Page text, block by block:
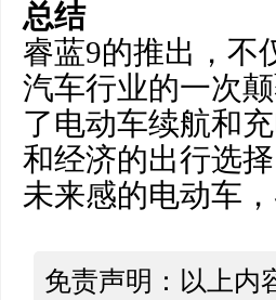
总结
睿蓝9的推出，不
汽车行业的一次
了电动车续航和
和经济的出行选
未来感的电动车
免责声明：以上内